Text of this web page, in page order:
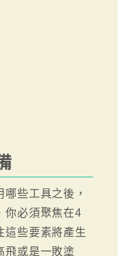
些工具之後，
你必須聚焦在4
這些要素將產生
飛或是一敗塗